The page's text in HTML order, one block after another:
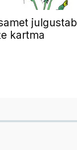
julgustab
kartma